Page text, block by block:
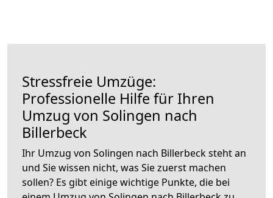
Stressfreie Umzüge:
Professionelle Hilfe für Ihren
Umzug von Solingen nach
Billerbeck
Ihr Umzug von Solingen nach Billerbeck steht an
und Sie wissen nicht, was Sie zuerst machen
sollen? Es gibt einige wichtige Punkte, die bei